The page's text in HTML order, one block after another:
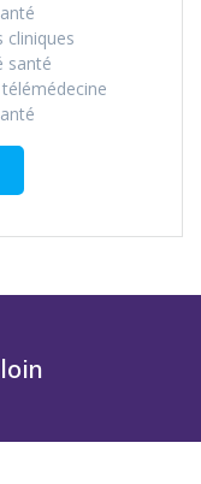
cliniques
santé